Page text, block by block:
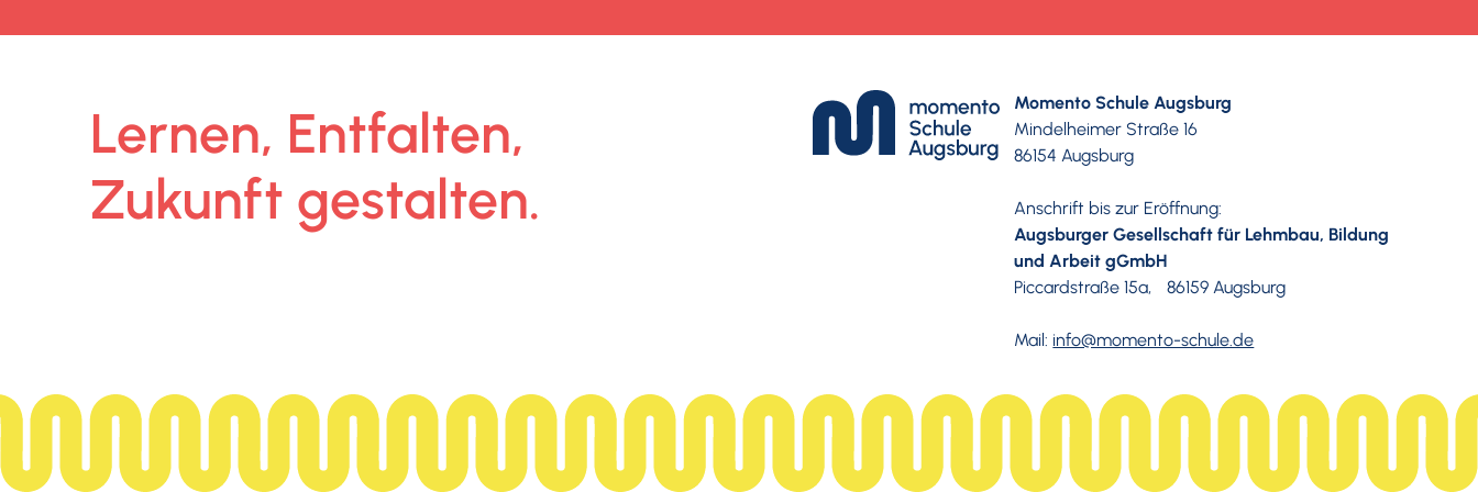
Lernen, Entfalten,
Zukunft gestalten.
Momento Schule Augsburg
Mindelheimer Straße 16
86154 Augsburg
Anschrift bis zur Eröffnung:
Augsburger Gesellschaft für Lehmbau, Bildung
und Arbeit gGmbH
Piccardstraße 15a, 86159 Augsburg
Mail: info@momento-schule.de